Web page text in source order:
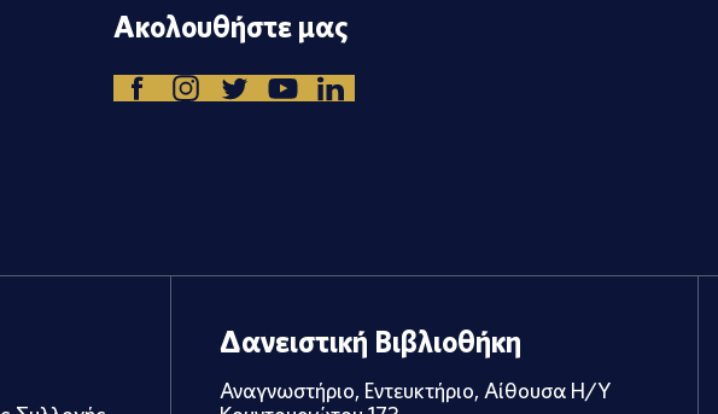
Ακολουθήστε μας
Δανειστική Βιβλιοθήκη
Αναγνωστήριο, Εντευκτήριο, Αίθουσα Η/Υ